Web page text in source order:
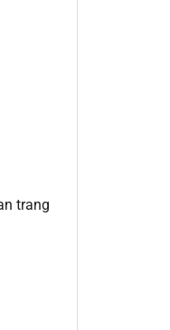
trang